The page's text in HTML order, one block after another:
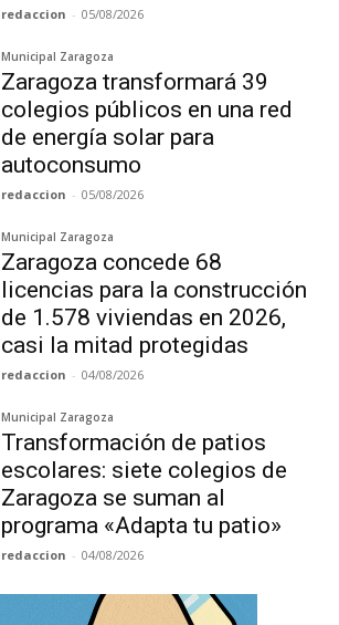
redaccion - 05/08/2026
Municipal Zaragoza
Zaragoza transformará 39
colegios públicos en una red
de energía solar para
autoconsumo
redaccion - 05/08/2026
Municipal Zaragoza
Zaragoza concede 68
licencias para la construcción
de 1.578 viviendas en 2026,
casi la mitad protegidas
redaccion - 04/08/2026
Municipal Zaragoza
Transformación de patios
escolares: siete colegios de
Zaragoza se suman al
programa «Adapta tu patio»
redaccion - 04/08/2026